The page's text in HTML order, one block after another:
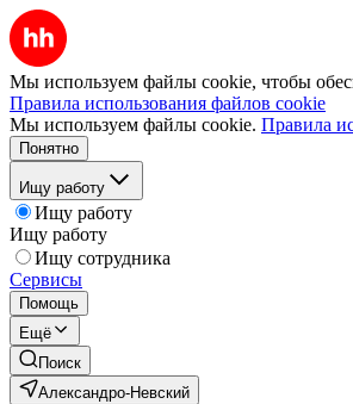
Мы используем файлы cookie, чтобы
Правила использования файлов cookie
Мы используем файлы cookie. Правила
Понятно
Ищу работу
Ищу работу
Ищу работу
Ищу сотрудника
Сервисы
Помощь
Ещё
Поиск
Александро-Невский